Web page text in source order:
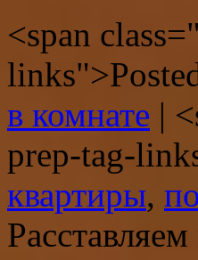
<span
в комнате |
prep-tag-
квартиры,